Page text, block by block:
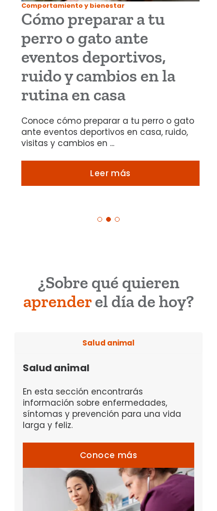
Comportamiento y bienestar
Cómo preparar a tu
perro o gato ante
eventos deportivos,
ruido y cambios en la
rutina en casa
Conoce cómo preparar a tu perro o gato
ante eventos deportivos en casa, ruido,
visitas y cambios en ...
Leer más
¿Sobre qué quieren
aprenderel día de hoy?
Salud animal
En esta sección encontrarás
información sobre enfermedades,
síntomas y prevención para una vida
larga y feliz.
Conoce más
cómo manejar la conducta de tu perro
o gato, junto con consejos para
procurar su bienestar emocional.
Cuidado de mascotas
Desde la alimentación correcta hasta la
prácticos para cuidar de tu animal de
compañía en casa.